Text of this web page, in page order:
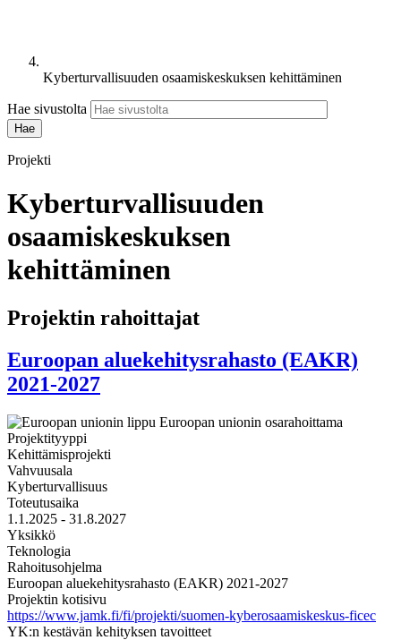
Kyberturvallisuuden osaamiskeskuksen kehittäminen
Hae sivustolta
Projekti
Kyberturvallisuuden
osaamiskeskuksen
kehittäminen
Projektin rahoittajat
Euroopan aluekehitysrahasto (EAKR)
2021-2027
Projektityyppi
Kehittämisprojekti
Vahvuusala
Kyberturvallisuus
Toteutusaika
1.1.2025 - 31.8.2027
Yksikkö
Teknologia
Rahoitusohjelma
Euroopan aluekehitysrahasto (EAKR) 2021-2027
Projektin kotisivu
https://www.jamk.fi/fi/projekti/suomen-kyberosaamiskeskus-ficec
YK:n kestävän kehityksen tavoitteet